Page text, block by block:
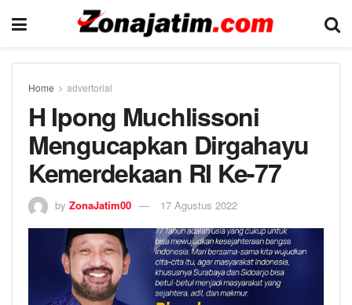
Home advertorial
H Ipong Muchlissoni
Mengucapkan Dirgahayu
Kemerdekaan RI Ke-77
by ZonaJatim00 17 Agustus 2022